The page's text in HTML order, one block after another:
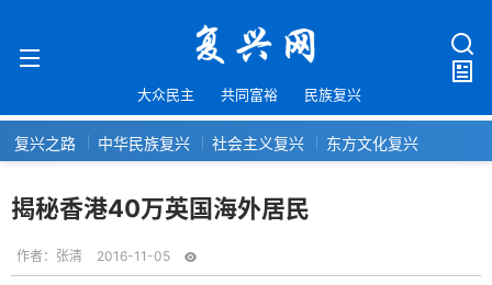
大众民主 共同富裕 民族复兴
复兴之路 中华民族复兴 社会主义复兴 东方文化复兴
揭秘香港40万英国海外居民
作者： 张清 2016-11-05